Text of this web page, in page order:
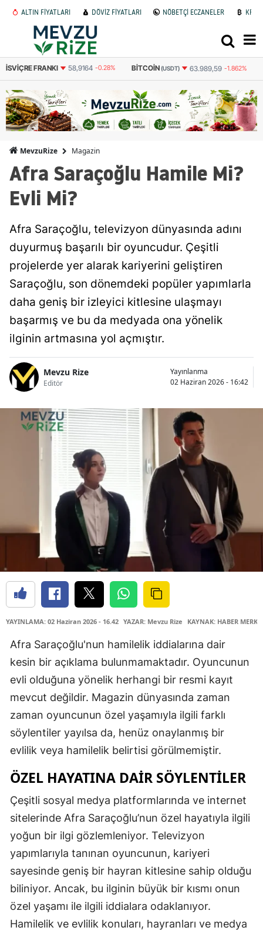
ALTIN FİYATLARI DÖVİZ FİYATLARI NÖBETÇİ ECZANELER
58,9164 -0.28% BITCOIN(USDT) 63.989,59 -1.862% BITCOIN(TL)
MevzuRize Magazin
Afra Saraçoğlu Hamile Mi?
Evli Mi?
Afra Saraçoğlu, televizyon dünyasında adını
duyurmuş başarılı bir oyuncudur. Çeşitli
projelerde yer alarak kariyerini geliştiren
Saraçoğlu, son dönemdeki popüler yapımlarla
daha geniş bir izleyici kitlesine ulaşmayı
başarmış ve bu da medyada ona yönelik
ilginin artmasına yol açmıştır.
Mevzu Rize
Editör
Yayınlanma
02 Haziran 2026 - 16:42
YAYINLAMA: 02 Haziran 2026 - 16.42 YAZAR: Mevzu Rize KAYNAK: HABER
Afra Saraçoğlu'nun hamilelik iddialarına dair
kesin bir açıklama bulunmamaktadır. Oyuncunun
evli olduğuna yönelik herhangi bir resmi kayıt
mevcut değildir. Magazin dünyasında zaman
zaman oyuncunun özel yaşamıyla ilgili farklı
söylentiler yayılsa da, henüz onaylanmış bir
evlilik veya hamilelik belirtisi görülmemiştir.
ÖZEL HAYATINA DAIR SÖYLENTILER
Çeşitli sosyal medya platformlarında ve internet
sitelerinde Afra Saraçoğlu’nun özel hayatıyla ilgili
yoğun bir ilgi gözlemleniyor. Televizyon
yapımlarıyla tanınan oyuncunun, kariyeri
sayesinde geniş bir hayran kitlesine sahip olduğu
biliniyor. Ancak, bu ilginin büyük bir kısmı onun
özel yaşamı ile ilgili iddialara odaklanıyor.
Hamilelik ve evlilik konuları, hayranları ve medya